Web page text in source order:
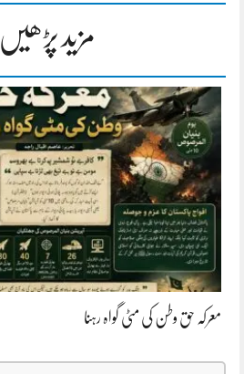
مزید پڑھیں
معرکہ حق وطن کی مٹی گواہ رہنا